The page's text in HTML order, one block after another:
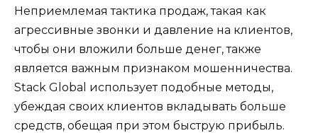
Неприемлемая тактика продаж, такая как
агрессивные звонки и давление на клиентов,
чтобы они вложили больше денег, также
является важным признаком мошенничества.
Stack Global использует подобные методы,
убеждая своих клиентов вкладывать больше
средств, обещая при этом быструю прибыль.